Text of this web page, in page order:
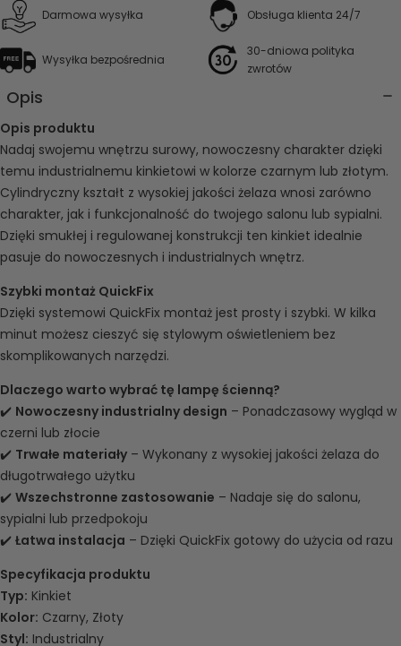
Darmowa wysyłka Obsługa klienta 24/7
Wysyłka bezpośrednia
30-dniowa polityka
zwrotów
Opis
Opis produktu
Nadaj swojemu wnętrzu surowy, nowoczesny charakter dzięki
temu industrialnemu kinkietowi w kolorze czarnym lub złotym.
Cylindryczny kształt z wysokiej jakości żelaza wnosi zarówno
charakter, jak i funkcjonalność do twojego salonu lub sypialni.
Dzięki smukłej i regulowanej konstrukcji ten kinkiet idealnie
pasuje do nowoczesnych i industrialnych wnętrz.
Szybki montaż QuickFix
Dzięki systemowi QuickFix montaż jest prosty i szybki. W kilka
minut możesz cieszyć się stylowym oświetleniem bez
skomplikowanych narzędzi.
Dlaczego warto wybrać tę lampę ścienną?
✔️ Nowoczesny industrialny design – Ponadczasowy wygląd w
czerni lub złocie
✔️ Trwałe materiały – Wykonany z wysokiej jakości żelaza do
długotrwałego użytku
✔️ Wszechstronne zastosowanie – Nadaje się do salonu,
sypialni lub przedpokoju
✔️ Łatwa instalacja – Dzięki QuickFix gotowy do użycia od razu
Specyfikacja produktu
Typ: Kinkiet
Kolor: Czarny, Złoty
Styl: Industrialny